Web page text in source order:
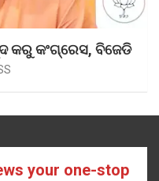
କରୁ କଂଗ୍ରେସ, ବିଜେଡି
your one-stop